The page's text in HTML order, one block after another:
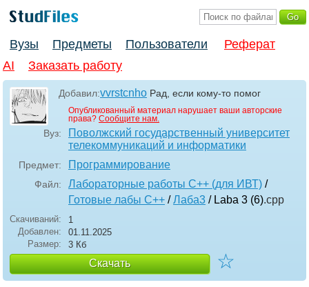
Вузы Предметы Пользователи
Реферат
AI
Заказать работу
Добавил:vvrstcnho Рад, если кому-то помог
Опубликованный материал нарушает ваши авторские
права? Сообщите нам.
Вуз:
Поволжский государственный университет
телекоммуникаций и информатики
Предмет: Программирование
Файл: Лабораторные работы С++ (для ИВТ) /
Готовые лабы С++ /Лаба3 / Laba 3 (6).cpp
Скачиваний:
1
Добавлен:
01.11.2025
Размер:
3 Кб
Скачать ☆